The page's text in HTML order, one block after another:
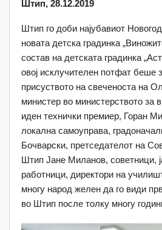
Штип, 28.12.2019
Штип го доби најубавиот
новата детска градинка
состав на детската градинка
овој исклучителен потфат беше
присуството на свеченоста на
министер во министерството за
иден технички премиер, Горан
локална самоуправа,
Бочварски, претседателот на
Штип Јане Миланов, советници,
работници, директори на
многу народ желен да го види
во Штип после толку многу